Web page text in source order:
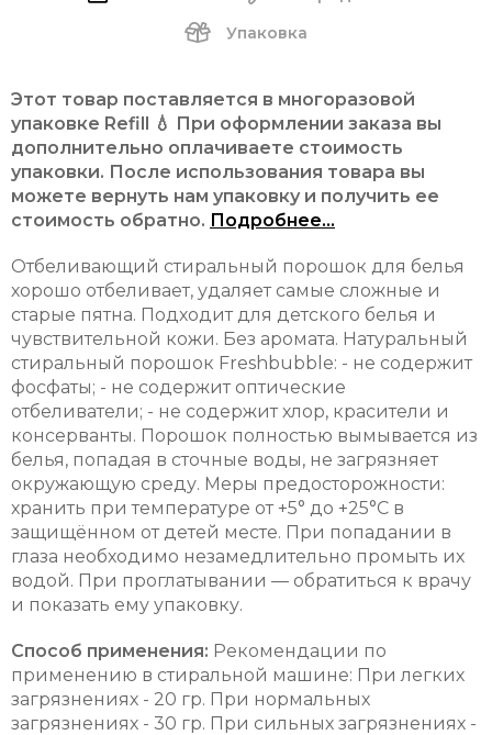
Упаковка
Этот товар поставляется в многоразовой
упаковке Refill 💧 При оформлении заказа вы
дополнительно оплачиваете стоимость
упаковки. После использования товара вы
можете вернуть нам упаковку и получить ее
стоимость обратно. Подробнее...
Отбеливающий стиральный порошок для белья
хорошо отбеливает, удаляет самые сложные и
старые пятна. Подходит для детского белья и
чувствительной кожи. Без аромата. Натуральный
стиральный порошок Freshbubble: - не содержит
фосфаты; - не содержит оптические
отбеливатели; - не содержит хлор, красители и
консерванты. Порошок полностью вымывается из
белья, попадая в сточные воды, не загрязняет
окружающую среду. Меры предосторожности:
хранить при температуре от +5° до +25°С в
защищённом от детей месте. При попадании в
глаза необходимо незамедлительно промыть их
водой. При проглатывании — обратиться к врачу
и показать ему упаковку.
Способ применения: Рекомендации по
применению в стиральной машине: При легких
загрязнениях - 20 гр. При нормальных
загрязнениях - 30 гр. При сильных загрязнениях -